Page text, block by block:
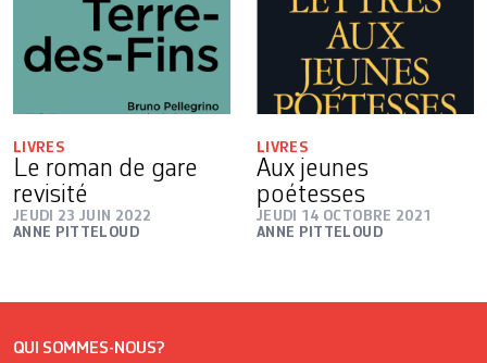
LIVRES
Le roman de gare
revisité
JEUDI 23 JUIN 2022
ANNE PITTELOUD
LIVRES
Aux jeunes
poétesses
JEUDI 14 OCTOBRE 2021
ANNE PITTELOUD
QUI SOMMES-NOUS?